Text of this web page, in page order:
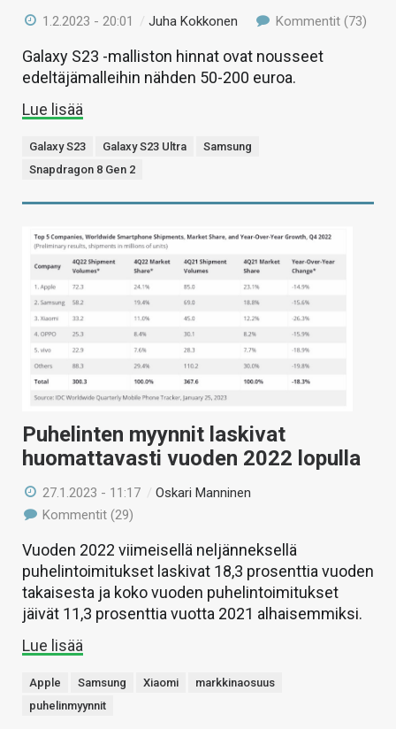
1.2.2023 - 20:01 /Juha Kokkonen Kommentit (73)
Galaxy S23 -malliston hinnat ovat nousseet
edeltäjämalleihin nähden 50-200 euroa.
Lue lisää
Galaxy S23 Galaxy S23 Ultra
Samsung
Snapdragon 8 Gen 2
Puhelinten myynnit laskivat
huomattavasti vuoden 2022 lopulla
27.1.2023 - 11:17 /Oskari Manninen
Kommentit (29)
Vuoden 2022 viimeisellä neljänneksellä
puhelintoimitukset laskivat 18,3 prosenttia vuoden
takaisesta ja koko vuoden puhelintoimitukset
jäivät 11,3 prosenttia vuotta 2021 alhaisemmiksi.
Lue lisää
Apple Samsung Xiaomi
markkinaosuus
puhelinmyynnit